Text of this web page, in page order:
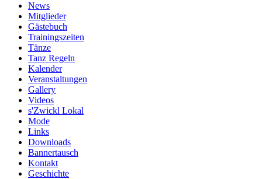
News
Mitglieder
Gästebuch
Trainingszeiten
Tänze
Tanz Regeln
Kalender
Veranstaltungen
Gallery
Videos
s'Zwickl Lokal
Mode
Links
Downloads
Bannertausch
Kontakt
Geschichte